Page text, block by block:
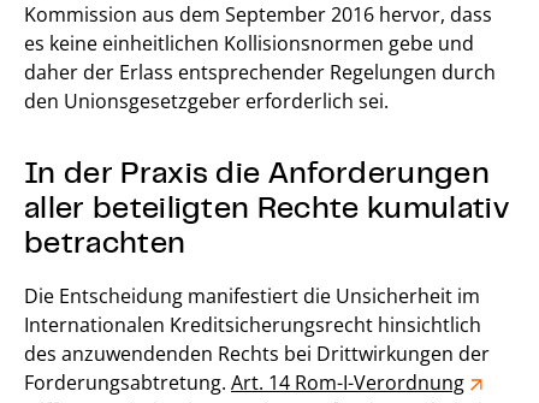
Kommission aus dem September 2016 hervor, dass
es keine einheitlichen Kollisionsnormen gebe und
daher der Erlass entsprechender Regelungen durch
den Unionsgesetzgeber erforderlich sei.
In der Praxis die Anforderungen
aller beteiligten Rechte kumulativ
betrachten
Die Entscheidung manifestiert die Unsicherheit im
Internationalen Kreditsicherungsrecht hinsichtlich
des anzuwendenden Rechts bei Drittwirkungen der
Forderungsabtretung. Art. 14 Rom-I-Verordnung